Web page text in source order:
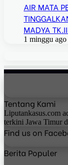
AIR MATA
MADYA
1 minggu ago
Tentang Kami
Liputankasus.com
terkini Jawa Timur
Find us on
Berita Populer